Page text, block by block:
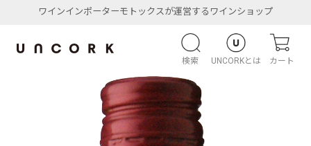
ワインインポーターモトックスが運営するワインショップ
検索 UNCORKとは カート